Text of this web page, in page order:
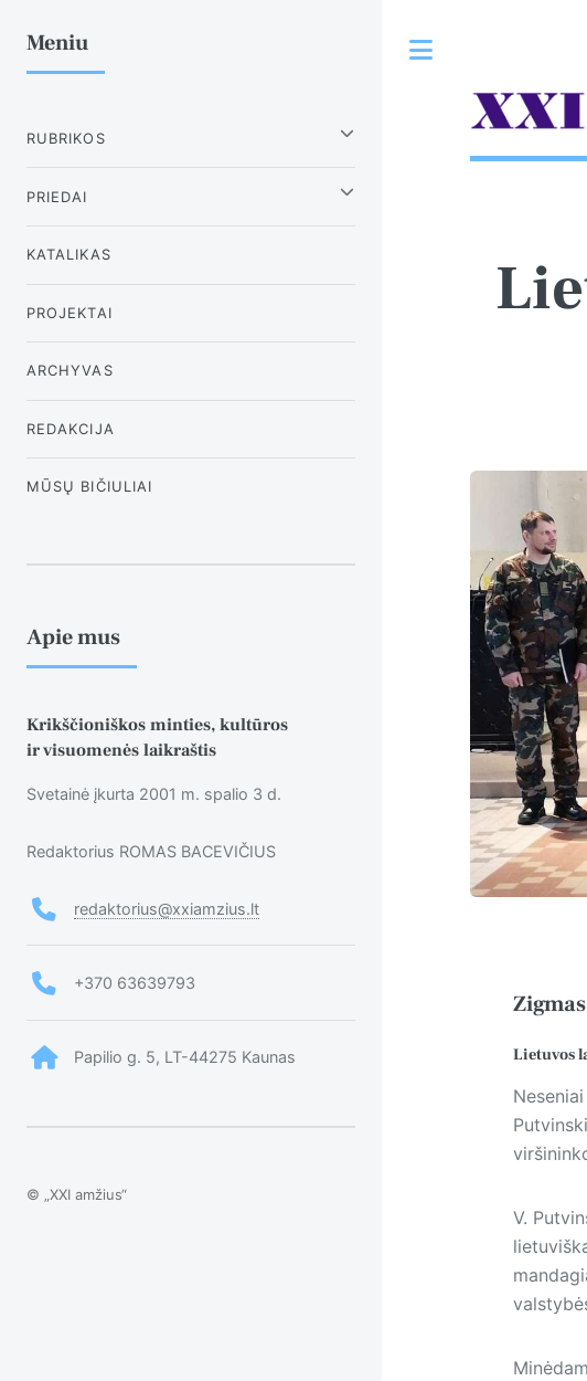
Lietuvos
V.
Meniu
RUBRIKOS
PRIEDAI
KATALIKAS
PROJEKTAI
ARCHYVAS
REDAKCIJA
MŪSŲ BIČIULIAI
Apie mus
Krikščioniškos minties, kultūros
ir visuomenės laikraštis
Svetainė įkurta 2001 m. spalio 3 d.
Redaktorius ROMAS BACEVIČIUS
redaktorius@xxiamzius.lt
+370 63639793
Papilio g. 5, LT-44275 Kaunas
© „XXI amžius“